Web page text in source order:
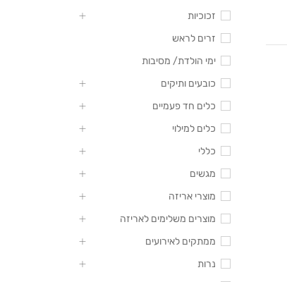
זכוכיות
זרים לראש
ימי הולדת/ מסיבות
כובעים ותיקים
כלים חד פעמיים
כלים למילוי
כללי
מגשים
מוצרי אריזה
מוצרים משלימים לאריזה
ממתקים לאירועים
נרות